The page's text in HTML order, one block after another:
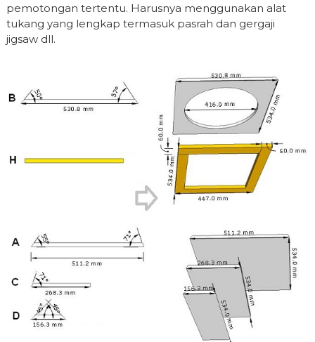
pemotongan tertentu. Harusnya menggunakan alat
tukang yang lengkap termasuk pasrah dan gergaji
jigsaw dll.